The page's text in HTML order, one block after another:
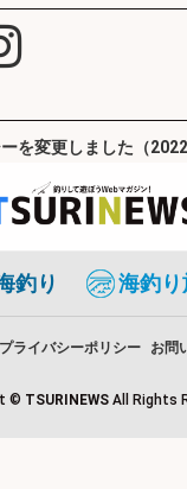
を変更しました（2022
釣り 海釣
プライバシーポリシー お問
© TSURINEWS All Rights